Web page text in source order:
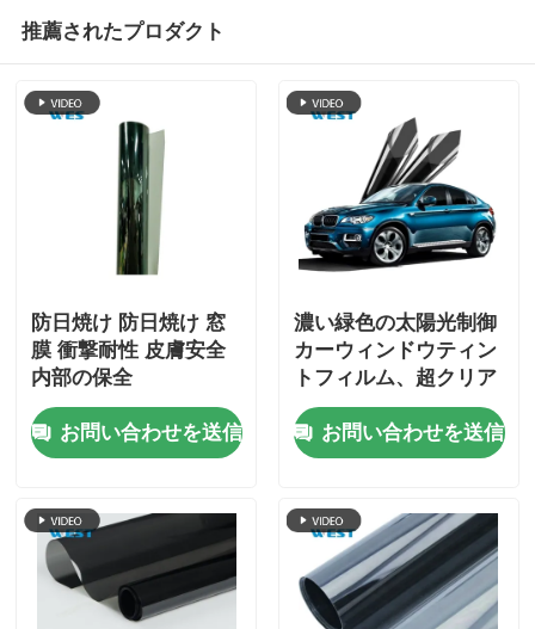
推薦されたプロダクト
防日焼け 防日焼け 窓
膜 衝撃耐性 皮膚安全
内部の保全
お問い合わせを送信
濃い緑色の太陽光制御
カーウィンドウティン
トフィルム、超クリア
ビジョン付き自己粘着
お問い合わせを送信